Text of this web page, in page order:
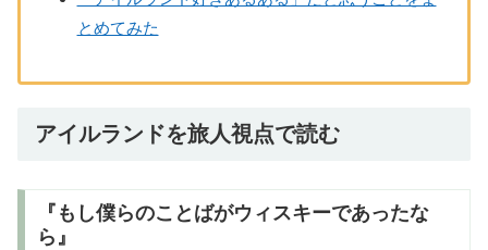
とめてみた
アイルランドを旅人視点で読む
『もし僕らのことばがウィスキーであったな
ら』